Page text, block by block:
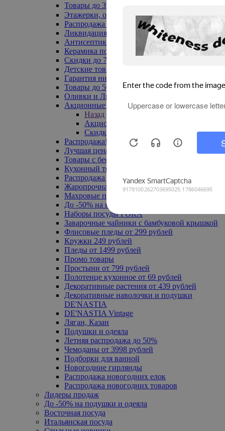
Товары до 399₽
Этажерки, обувницы
Распродажа текстиля до -50%
Ликвидация до -70%
Антисептики
Керамика по 129 руб
Скидки до 70%
Детские товары
Гарантия низкой цены
Товары до 500 руб
Оливки и Лимоны
Акционные товары
Назад
Акционные товары
Скидка 20% по промокоду
Распродажа! Ульяновск до -70%
Лучшая цена
Товары с бесплатной доставкой
Кухонный текстиль
Распродажа до -50%
Жаропрочная посуда
Махровые полотенца
До -50% на ковры
Наборы посуды FORA
Заварочные чайники с бамбуковой крышкой
Флисовые пледы от 299 рублей
Кружки 249 рублей
Пледы от 1499 рублей
Промо товары
Простыни от 799 рублей
Полотенце кухонное от 69 рублей
Декоративные растения от 439 рублей
Декоративные наволочки и подушки
DE'NASTIA
DE'NASTIA Vintage
Ляган, Казан
Подушки и одеяла
Летняя распродажа до 50%
Чемоданы от 3998 рублей
Подборки для ванной
Новогодние гирлянды
Распродажа новогодних елок
Распродажа новогодних товаров
Лидеры продаж
До -50% на подушки и одеяла
Восточная посуда
Итальянская посуда